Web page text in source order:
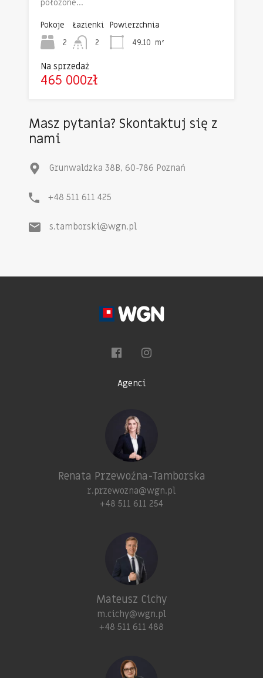
położone…
Pokoje
2
Łazienki
2
Powierzchnia
49.10 m²
Na sprzedaż
465 000zł
Masz pytania? Skontaktuj się z
nami
Grunwaldzka 38B, 60-786 Poznań
+48 511 611 425
s.tamborski@wgn.pl
Agenci
Renata Przewoźna-Tamborska
r.przewozna@wgn.pl
+48 511 611 254
Mateusz Cichy
m.cichy@wgn.pl
+48 511 611 488